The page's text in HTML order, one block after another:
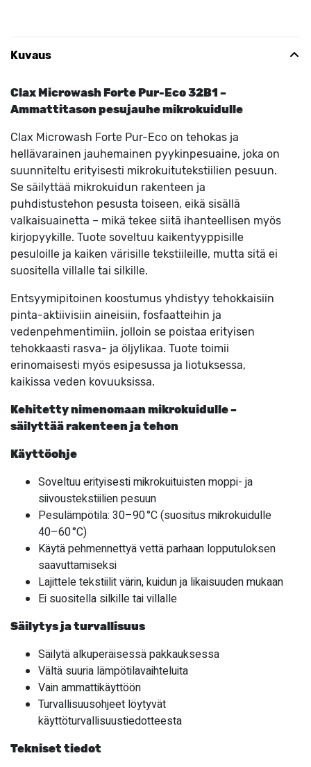
Kuvaus
Clax Microwash Forte Pur-Eco 32B1 –
Ammattitason pesujauhe mikrokuidulle
Clax Microwash Forte Pur-Eco on tehokas ja
hellävarainen jauhemainen pyykinpesuaine, joka on
suunniteltu erityisesti mikrokuitutekstiilien pesuun.
Se säilyttää mikrokuidun rakenteen ja
puhdistustehon pesusta toiseen, eikä sisällä
valkaisuainetta – mikä tekee siitä ihanteellisen myös
kirjopyykille. Tuote soveltuu kaikentyyppisille
pesuloille ja kaiken värisille tekstiileille, mutta sitä ei
suositella villalle tai silkille.
Entsyymipitoinen koostumus yhdistyy tehokkaisiin
pinta-aktiivisiin aineisiin, fosfaatteihin ja
vedenpehmentimiin, jolloin se poistaa erityisen
tehokkaasti rasva- ja öljylikaa. Tuote toimii
erinomaisesti myös esipesussa ja liotuksessa,
kaikissa veden kovuuksissa.
Kehitetty nimenomaan mikrokuidulle –
säilyttää rakenteen ja tehon
Käyttöohje
Soveltuu erityisesti mikrokuituisten moppi- ja
siivoustekstiilien pesuun
Pesulämpötila: 30–90 °C (suositus mikrokuidulle
40–60 °C)
Käytä pehmennettyä vettä parhaan lopputuloksen
saavuttamiseksi
Lajittele tekstiilit värin, kuidun ja likaisuuden mukaan
Ei suositella silkille tai villalle
Säilytys ja turvallisuus
Säilytä alkuperäisessä pakkauksessa
Vältä suuria lämpötilavaihteluita
Vain ammattikäyttöön
Turvallisuusohjeet löytyvät
käyttöturvallisuustiedotteesta
Tekniset tiedot